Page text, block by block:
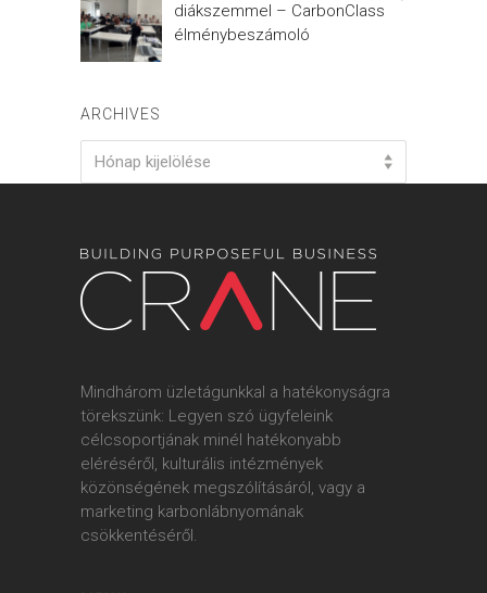
diákszemmel – CarbonClass
élménybeszámoló
ARCHIVES
Hónap kijelölése
Mindhárom üzletágunkkal a hatékonyságra
törekszünk: Legyen szó ügyfeleink
célcsoportjának minél hatékonyabb
eléréséről, kulturális intézmények
közönségének megszólításáról, vagy a
marketing karbonlábnyomának
csökkentéséről.